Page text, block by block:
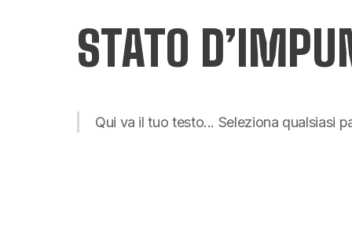
STATO
Qui va il tuo testo... Seleziona qualsiasi